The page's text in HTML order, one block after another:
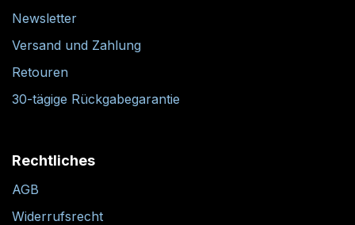
Newsletter
Versand und Zahlung
Retouren
30-tägige Rückgabegarantie
Rechtliches
AGB
Widerrufsrecht